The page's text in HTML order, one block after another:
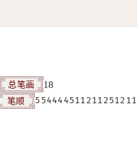
总笔画 18
笔顺 554444511211251211